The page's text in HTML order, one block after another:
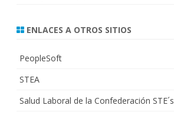
ENLACES A OTROS SITIOS
PeopleSoft
STEA
Salud Laboral de la Confederación STE´s